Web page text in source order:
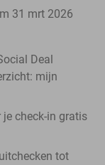
31 mrt 2026
Deal
mijn
check-in gratis
tot